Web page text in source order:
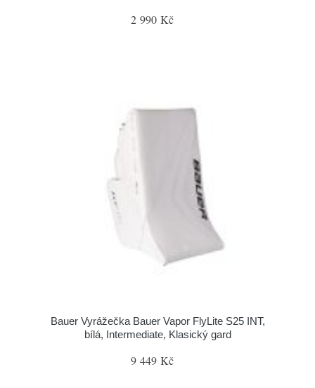
2 990 Kč
Bauer Vyrážečka Bauer Vapor FlyLite S25 INT,
bílá, Intermediate, Klasický gard
9 449 Kč